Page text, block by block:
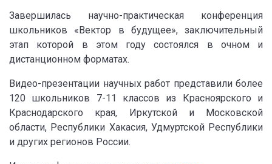
Завершилась научно-практическая конференция
школьников «Вектор в будущее», заключительный
этап которой в этом году состоялся в очном и
дистанционном форматах.
Видео-презентации научных работ представили более
120 школьников 7-11 классов из Красноярского и
Краснодарского края, Иркутской и Московской
области, Республики Хакасия, Удмуртской Республики
и других регионов России.